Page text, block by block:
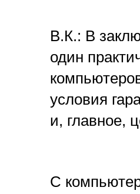
В.К.: В
один
условия
и, главное,
С